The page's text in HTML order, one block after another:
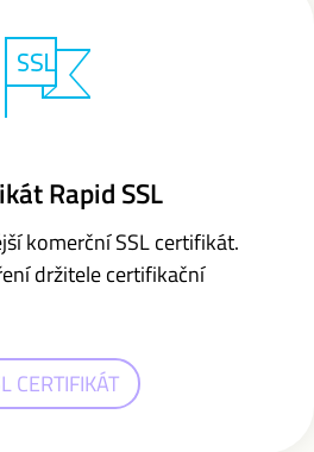
Rapid SSL
komerční SSL certifikát.
držitele certifikační
CERTIFIKÁT